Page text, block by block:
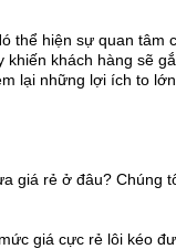
thể hiện sự quan
khách hàng sẽ
lại những lợi ích to
giá rẻ ở đâu? Chúng
giá cực rẻ lôi kéo